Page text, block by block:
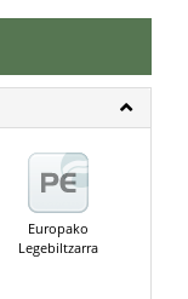
Europako
Legebiltzarra